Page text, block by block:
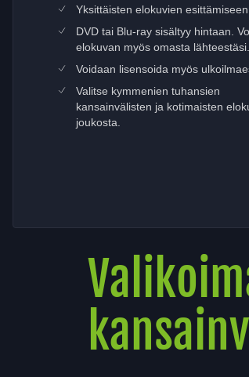
SisältääYksittäisten elokuvien esittämiseen.
DVD tai Blu-ray sisältyy hintaan.
elokuvan myös omasta lähteestäsi.
Voidaan lisensoida myös
Valitse kymmenien tuhansien
kansainvälisten ja kotimaisten
joukosta.